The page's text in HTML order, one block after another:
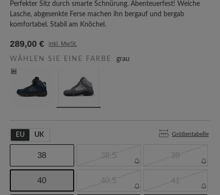
Perfekter Sitz durch smarte Schnürung. Abenteuerfest! Weiche
Lasche, abgesenkte Ferse machen ihn bergauf und bergab
komfortabel. Stabil am Knöchel.
289,00 € inkl. MwSt.
WÄHLEN SIE EINE FARBE grau
EU UK Größentabelle
38 38.5 39
40 40,5 41